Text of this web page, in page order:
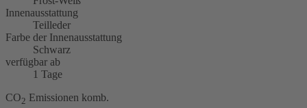
Innenausstattung
Teilleder
Farbe der Innenausstattung
Schwarz
verfügbar ab
1 Tage
CO2 Emissionen komb.